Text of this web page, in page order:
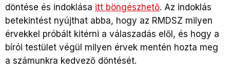
döntése és indoklása itt böngészhető. Az indoklás
betekintést nyújthat abba, hogy az RMDSZ milyen
érvekkel próbált kitérni a válaszadás elől, és hogy a
bírói testület végül milyen érvek mentén hozta meg
a számunkra kedvező döntését.